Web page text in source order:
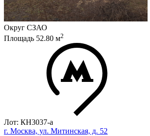
Округ СЗАО
Площадь 52.80 м2
Лот: КН3037-a
г. Москва, ул. Митинская, д. 52